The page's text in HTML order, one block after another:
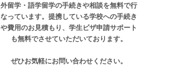
外留学・語学留学の手続きや相談を無料で行
なっています。提携している学校への手続き
や費用のお見積もり、学生ビザ申請サポート
も無料でさせていただいております。
ぜひお気軽にお問い合わせください。